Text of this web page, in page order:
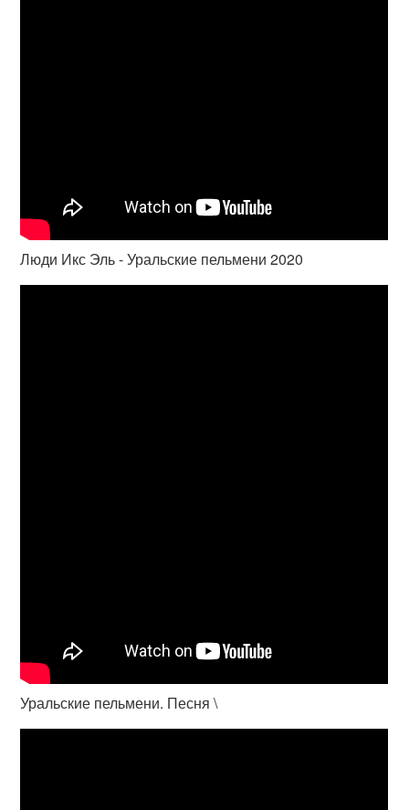
Люди Икс Эль - Уральские пельмени 2020
Уральские пельмени. Песня \